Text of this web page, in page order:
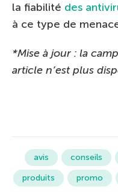
la fiabilité des
à ce type de
*Mise à jour : la
article n’est plus
avis conseils
produits
promo